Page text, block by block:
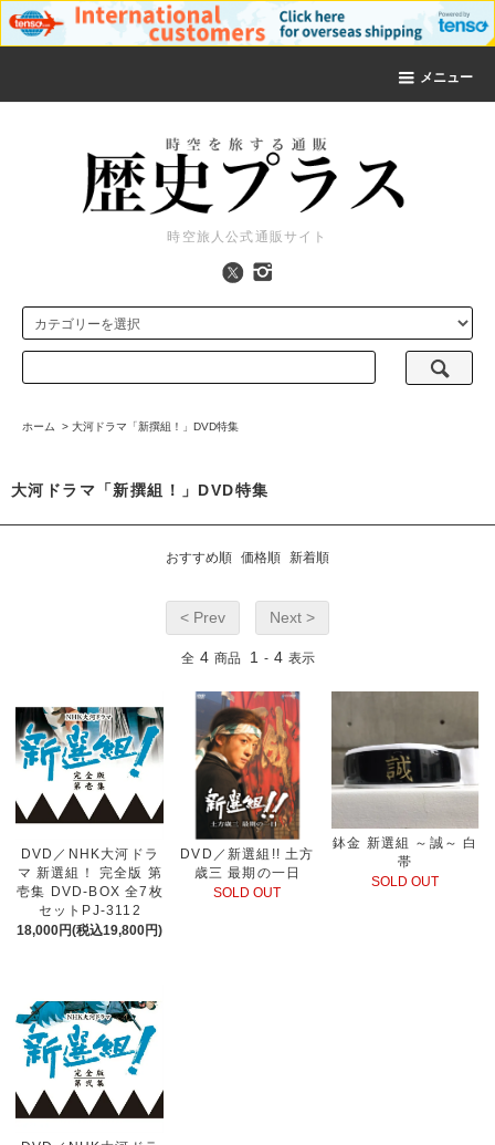
メニュー
時空旅人公式通販サイト
ホーム > 大河ドラマ「新撰組！」DVD特集
大河ドラマ「新撰組！」DVD特集
おすすめ順 価格順 新着順
< Prev Next >
全 4 商品 1 - 4 表示
DVD／NHK大河ドラ
マ 新選組！ 完全版 第
壱集 DVD-BOX 全7枚
セットPJ-3112
18,000円(税込19,800円)
DVD／新選組!! 土方
歳三 最期の一日
SOLD OUT
鉢金 新選組 ～誠～ 白
帯
SOLD OUT